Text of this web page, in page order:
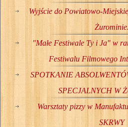
Wyjście do Powiatowo-
Żurominie.
"Małe Festiwale Ty i Ja" w
Festiwalu Filmowego
SPOTKANIE
SPECJALNYCH W
Warsztaty pizzy w
SKRWY